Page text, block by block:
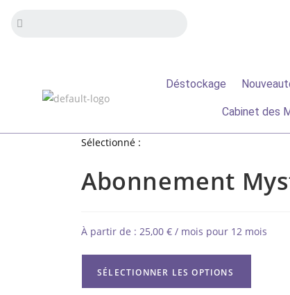
Déstockage
Cabinet des
Sélectionné :
Abonnement
À partir de : 25,00 € / mois pour 12 mois
SÉLECTIONNER LES OPTIONS